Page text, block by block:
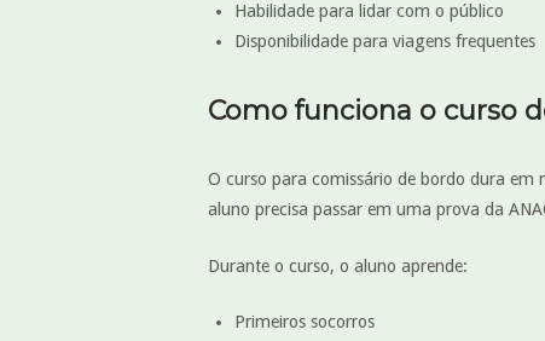
Habilidade para lidar com o público
Disponibilidade para viagens frequentes
Como funciona o curso
O curso para comissário de bordo dura em
aluno precisa passar em uma prova da
Durante o curso, o aluno aprende:
Primeiros socorros